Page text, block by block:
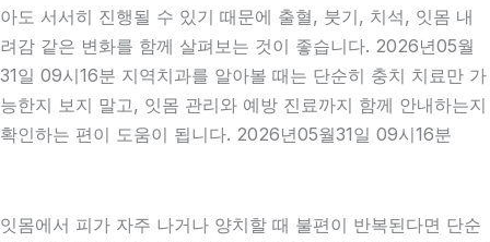
아도 서서히 진행될 수 있기 때문에 출혈, 붓기, 치석, 잇몸 내
려감 같은 변화를 함께 살펴보는 것이 좋습니다. 2026년05월
31일 09시16분 지역치과를 알아볼 때는 단순히 충치 치료만 가
능한지 보지 말고, 잇몸 관리와 예방 진료까지 함께 안내하는지
확인하는 편이 도움이 됩니다. 2026년05월31일 09시16분
잇몸에서 피가 자주 나거나 양치할 때 불편이 반복된다면 단순